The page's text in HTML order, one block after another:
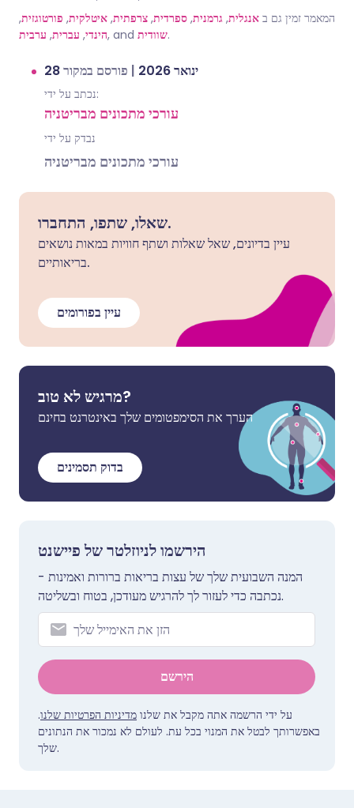
המאמר זמין גם ב אנגלית, גרמנית, ספרדית, צרפתית, איטלקית, פורטוגזית,
הינדי, עברית, ערבית , and שוודית.
28 ינואר 2026 | פורסם במקור
נכתב על ידי:
עורכי מתכונים מבריטניה
נבדק על ידי
עורכי מתכונים מבריטניה
שאלו, שתפו, התחברו.
עיין בדיונים, שאל שאלות ושתף חוויות במאות נושאים
בריאותיים.
עיין בפורומים
מרגיש לא טוב?
הערך את הסימפטומים שלך באינטרנט בחינם
בדוק תסמינים
הירשמו לניוזלטר של פיישנט
המנה השבועית שלך של עצות בריאות ברורות ואמינות -
נכתבה כדי לעזור לך להרגיש מעודכן, בטוח ובשליטה.
הירשם
על ידי הרשמה אתה מקבל את שלנו מדיניות הפרטיות שלנו.
באפשרותך לבטל את המנוי בכל עת. לעולם לא נמכור את הנתונים
שלך.